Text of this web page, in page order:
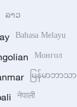
ລາວ
Bahasa Melayu
Монгол
မြန်မာဘာသာ
नेपाली